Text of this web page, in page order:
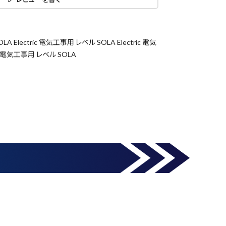
Electric 電気工事用 レベル SOLA Electric 電気
気工事用 レベル SOLA